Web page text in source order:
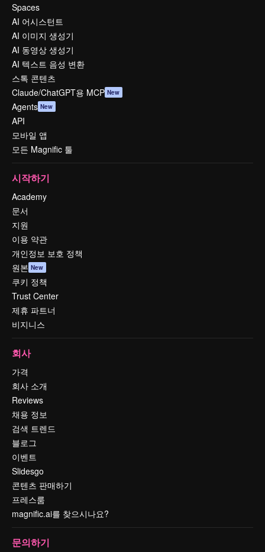
Spaces
AI 어시스턴트
AI 이미지 생성기
AI 동영상 생성기
AI 텍스트 음성 변환
스톡 콘텐츠
Claude/ChatGPT용 MCP New
Agents New
API
모바일 앱
모든 Magnific 툴
시작하기
Academy
문서
지원
이용 약관
개인정보 보호 정책
원본 New
쿠키 정책
Trust Center
제휴 파트너
비지니스
회사
가격
회사 소개
Reviews
채용 정보
검색 트렌드
블로그
이벤트
Slidesgo
콘텐츠 판매하기
프레스룸
magnific.ai를 찾으시나요?
문의하기